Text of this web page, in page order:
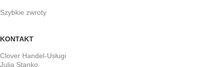
Szybkie zwroty
KONTAKT
Clover Handel-Usługi
Julia Stanko